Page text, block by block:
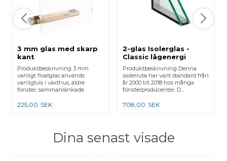
3 mm glas med skarp
kant
Produktbeskrivning 3 mm
vanligt floatglas används
vanligtvis i växthus, äldre
fönster, sammanlänkade
225,00 SEK
2-glas Isolerglas -
Classic lågenergi
Produktbeskrivning Denna
isolerruta har varit standard från
år 2000 till 2018 hos många
fönsterproducenter. D...
708,00 SEK
Dina senast visade